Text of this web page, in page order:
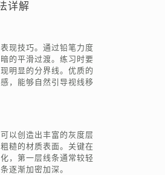
详解
现技巧。通过铅笔力度
的平滑过渡。练习时要
明显的分界线。优质的
，能够自然引导视线移
以创造出丰富的灰度层
糙的材质表面。关键在
，第一层线条通常较轻
逐渐加密加深。